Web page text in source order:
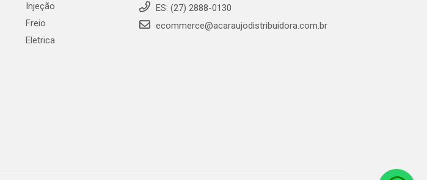
Injeção
Freio
Eletrica
ES: (27) 2888-0130
ecommerce@acaraujodistribuidora.com.br